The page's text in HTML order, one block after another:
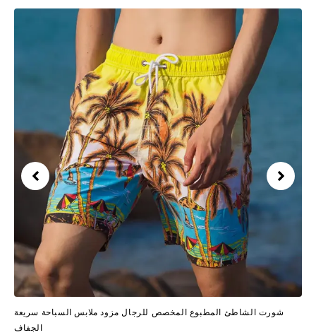
شورت الشاطئ المطبوع المخصص للرجال مزود ملابس السباحة سريعة
الجفاف